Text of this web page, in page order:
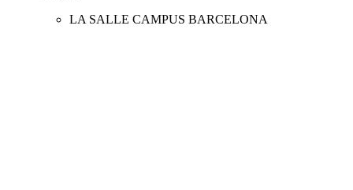
LA SALLE CAMPUS BARCELONA